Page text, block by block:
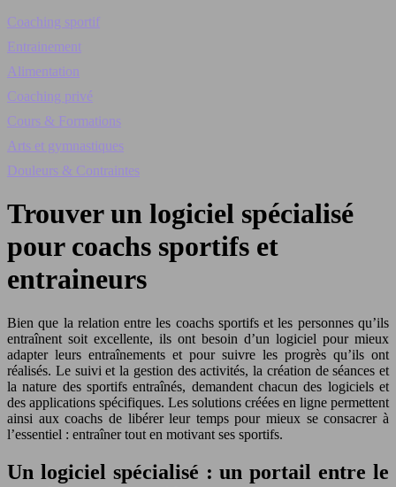
Coaching sportif
Entrainement
Alimentation
Coaching privé
Cours & Formations
Arts et gymnastiques
Douleurs & Contraintes
Trouver un logiciel spécialisé
pour coachs sportifs et
entraineurs
Bien que la relation entre les coachs sportifs et les personnes qu’ils
entraînent soit excellente, ils ont besoin d’un logiciel pour mieux
adapter leurs entraînements et pour suivre les progrès qu’ils ont
réalisés. Le suivi et la gestion des activités, la création de séances et
la nature des sportifs entraînés, demandent chacun des logiciels et
des applications spécifiques. Les solutions créées en ligne permettent
ainsi aux coachs de libérer leur temps pour mieux se consacrer à
l’essentiel : entraîner tout en motivant ses sportifs.
Un logiciel spécialisé : un portail entre le